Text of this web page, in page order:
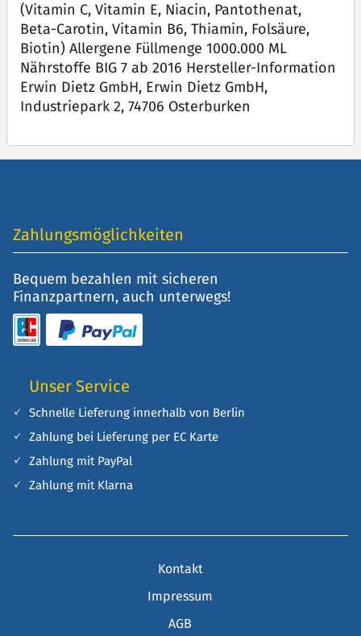
(Vitamin C, Vitamin E, Niacin, Pantothenat,
Beta-Carotin, Vitamin B6, Thiamin, Folsäure,
Biotin) Allergene Füllmenge 1000.000 ML
Nährstoffe BIG 7 ab 2016 Hersteller-Information
Erwin Dietz GmbH, Erwin Dietz GmbH,
Industriepark 2, 74706 Osterburken
Zahlungsmöglichkeiten
Bequem bezahlen mit sicheren
Finanzpartnern, auch unterwegs!
Unser Service
Schnelle Lieferung innerhalb von Berlin
Zahlung bei Lieferung per EC Karte
Zahlung mit PayPal
Zahlung mit Klarna
Kontakt
Impressum
AGB